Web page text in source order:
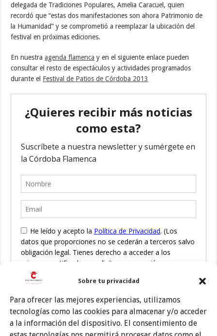
Sobre tu privacidad
Para ofrecer las mejores experiencias, utilizamos
tecnologías como las cookies para almacenar y/o acceder
a la información del dispositivo. El consentimiento de
delegada de Tradiciones Populares, Amelia Caracuel, quien
recordó que “estas dos manifestaciones son ahora Patrimonio de
la Humanidad” y se comprometió a reemplazar la ubicación del
festival en próximas ediciones.
En nuestraagenda flamenca y en el siguiente enlace pueden
consultar el resto de espectáculos y actividades programados
durante el Festival de Patios de Córdoba 2013